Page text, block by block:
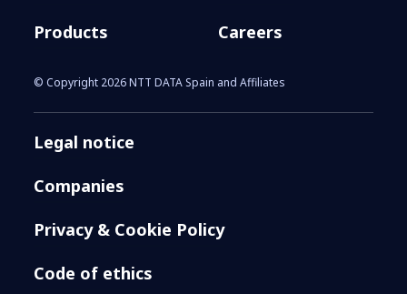
Products
Careers
© Copyright 2026 NTT DATA Spain and Affiliates
Legal notice
Companies
Privacy & Cookie Policy
Code of ethics